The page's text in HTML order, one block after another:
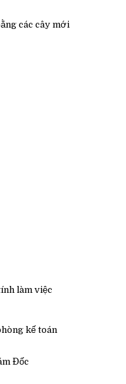
các cây mới
làm việc
kế toán
Đốc